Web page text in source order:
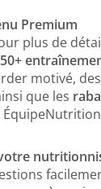
Premium
plus de
motivé, des
que les
illimités
trouvez
recettes
outils
rendez-
gardez
vos progrès